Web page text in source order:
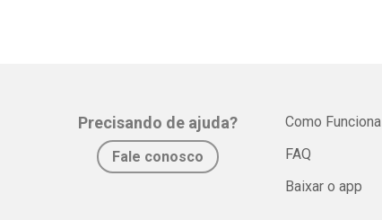
Precisando de ajuda?
Fale conosco
Como Funciona
FAQ
Baixar o app